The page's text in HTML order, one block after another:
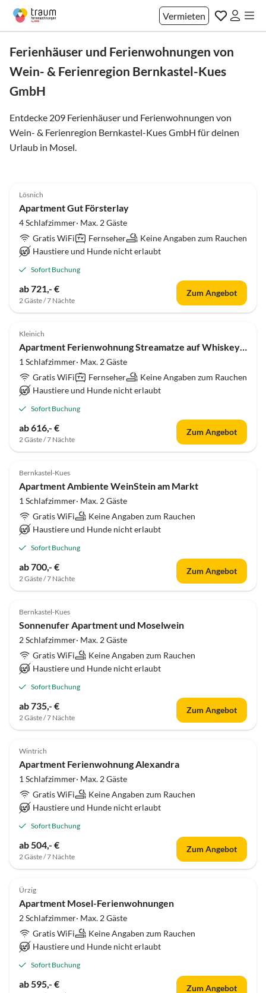
Vermieten
Ferienhäuser und Ferienwohnungen von
Wein- & Ferienregion Bernkastel-Kues
GmbH
Entdecke 209 Ferienhäuser und Ferienwohnungen von
Wein- & Ferienregion Bernkastel-Kues GmbH für deinen
Urlaub in Mosel.
Lösnich
Apartment Gut Försterlay
4 Schlafzimmer· Max. 2 Gäste
Gratis WiFi
Fernseher
Keine Angaben zum Rauchen
Haustiere und Hunde nicht erlaubt
Sofort Buchung
ab 721,- €
2 Gäste / 7 Nächte
Zum Angebot
Kleinich
Apartment Ferienwohnung Streamatze auf Whiskey´s Farm
1 Schlafzimmer· Max. 2 Gäste
Gratis WiFi
Fernseher
Keine Angaben zum Rauchen
Haustiere und Hunde nicht erlaubt
Sofort Buchung
ab 616,- €
2 Gäste / 7 Nächte
Zum Angebot
Bernkastel-Kues
Apartment Ambiente WeinStein am Markt
1 Schlafzimmer· Max. 2 Gäste
Gratis WiFi
Keine Angaben zum Rauchen
Haustiere und Hunde nicht erlaubt
Sofort Buchung
ab 700,- €
2 Gäste / 7 Nächte
Zum Angebot
Bernkastel-Kues
Sonnenufer Apartment und Moselwein
2 Schlafzimmer· Max. 2 Gäste
Gratis WiFi
Keine Angaben zum Rauchen
Haustiere und Hunde nicht erlaubt
Sofort Buchung
ab 735,- €
2 Gäste / 7 Nächte
Zum Angebot
Wintrich
Apartment Ferienwohnung Alexandra
1 Schlafzimmer· Max. 2 Gäste
Gratis WiFi
Keine Angaben zum Rauchen
Haustiere und Hunde nicht erlaubt
Sofort Buchung
ab 504,- €
2 Gäste / 7 Nächte
Zum Angebot
Ürzig
Apartment Mosel-Ferienwohnungen
2 Schlafzimmer· Max. 2 Gäste
Gratis WiFi
Keine Angaben zum Rauchen
Haustiere und Hunde nicht erlaubt
Sofort Buchung
ab 595,- € Zum Angebot